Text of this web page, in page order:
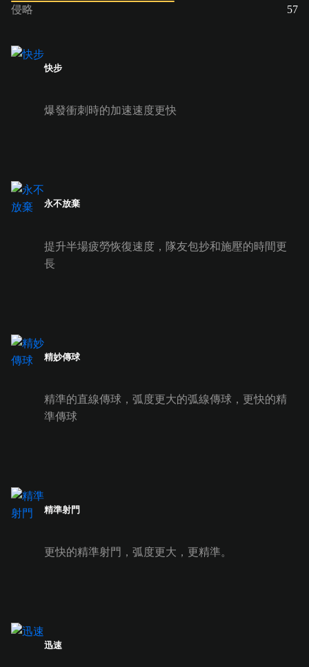
侵略
57
快步
爆發衝刺時的加速速度更快
永不放棄
提升半場疲勞恢復速度，隊友包抄和施壓的時間更
長
精妙傳球
精準的直線傳球，弧度更大的弧線傳球，更快的精
準傳球
精準射門
更快的精準射門，弧度更大，更精準。
迅速